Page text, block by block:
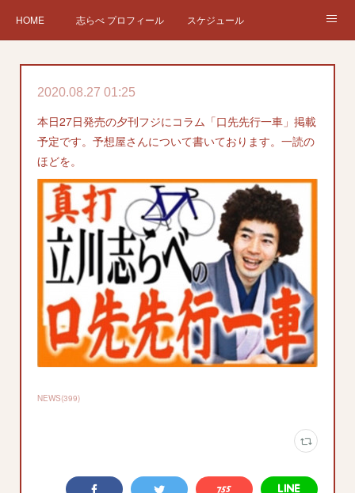
HOME 志らべ プロフィール スケジュール
チケット予約 Instagram
2020.08.27 01:25
本日27日発売の夕刊フジにコラム「口先先行一車」掲載
予定です。予想屋さんについて書いております。一読の
ほどを。
NEWS(399)